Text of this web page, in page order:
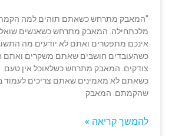
"המאבק מתרחש כשאתם תוהים למה
מלכתחילה. המאבק מתרחש כשאנשים
אינכם מתפטרים ואתם לא יודעים מה
כשהעובדים חושבים שאתם משקרים ואתם
צודקים. המאבק מתרחש כשלאוכל אין
כשאתם לא מאמינים שאתם צריכים לעמוד
שהקמתם. המאבק
להמשך קריאה »